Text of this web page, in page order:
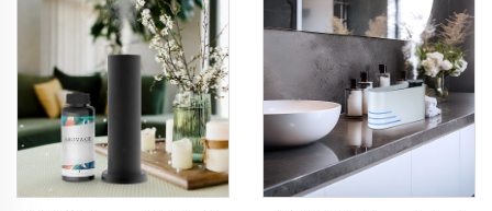
Ефірні масла
Чистильник парфумів
Аромати
Ароматизатор
повітря
Ароматизатор
повітря
ароматичний
диффузер
Автомобільне
свіжильник повітря
Безводний